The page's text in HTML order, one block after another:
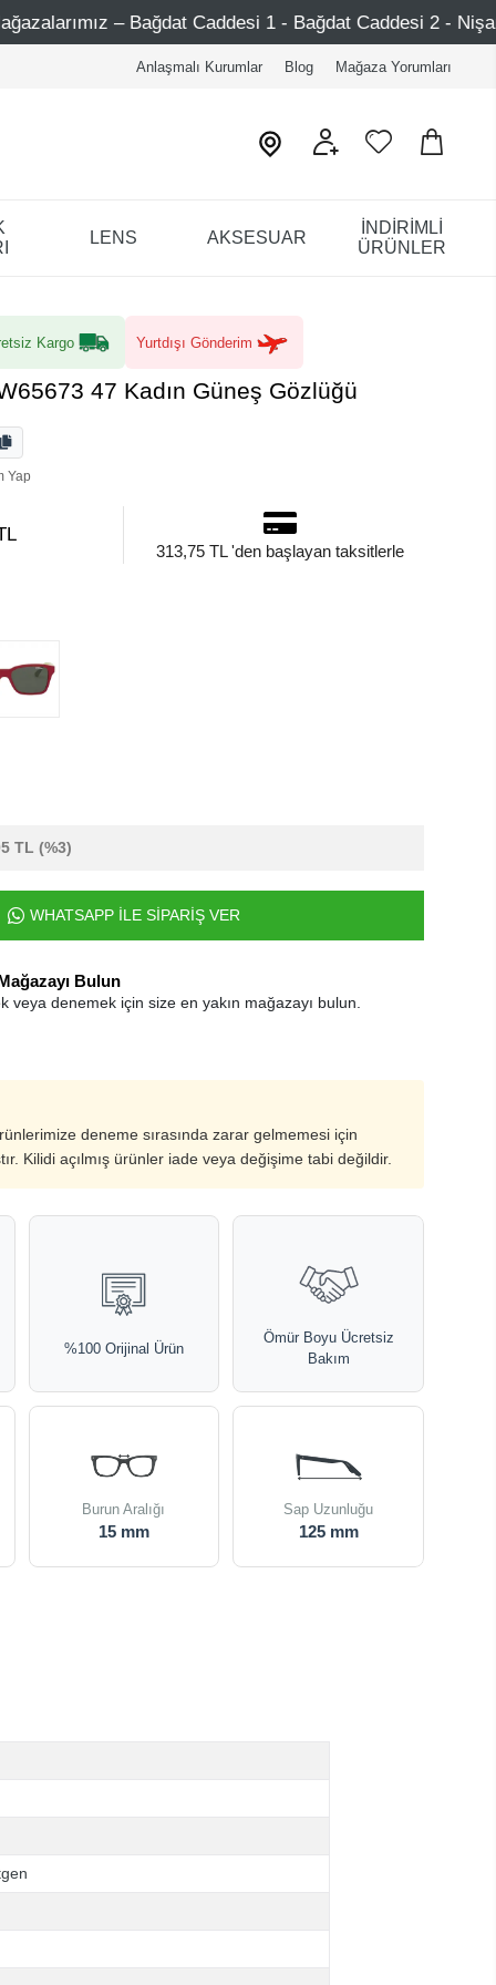
Caddesi 1 - Bağdat Caddesi 2 - Nişantaşı – Etiler –
Anlaşmalı Kurumlar Blog Mağaza Yorumları
LENS AKSESUAR
İNDİRİMLİ
ÜRÜNLER
Kargo Yurtdışı Gönderim
47 Kadın Güneş Gözlüğü
Yap
313,75 TL 'den başlayan taksitlerle
TL (%3)
WHATSAPP İLE SİPARİŞ VER
Bulun
veya denemek için size en yakın mağazayı bulun.
deneme sırasında zarar gelmemesi için
Kilidi açılmış ürünler iade veya değişime tabi değildir.
%100 Orijinal Ürün
Ömür Boyu Ücretsiz
Bakım
Burun Aralığı
15 mm
Sap Uzunluğu
125 mm